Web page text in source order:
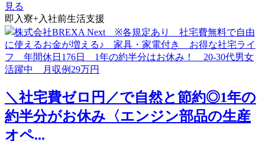
見る
即入寮+入社前生活支援
＼社宅費ゼロ円／で自然と節約◎1年の
約半分がお休み〈エンジン部品の生産
オペ...